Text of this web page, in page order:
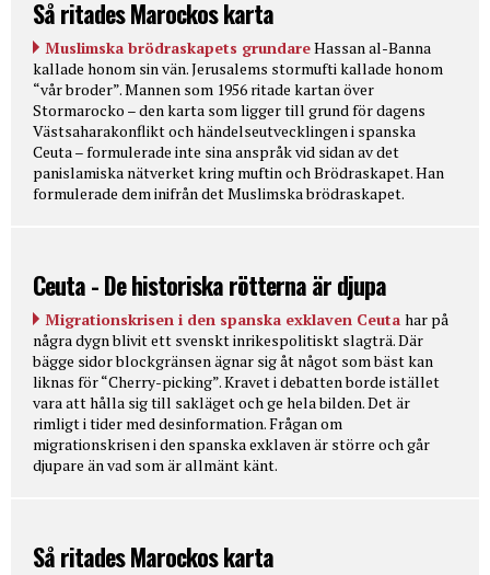
Så ritades Marockos karta
Muslimska brödraskapets grundareHassan al-Banna
kallade honom sin vän. Jerusalems stormufti kallade honom
“vår broder”. Mannen som 1956 ritade kartan över
Stormarocko – den karta som ligger till grund för dagens
Västsaharakonflikt och händelseutvecklingen i spanska
Ceuta – formulerade inte sina anspråk vid sidan av det
panislamiska nätverket kring muftin och Brödraskapet. Han
formulerade dem inifrån det Muslimska brödraskapet.
Ceuta - De historiska rötterna är djupa
Migrationskrisen i den spanska exklaven Ceuta har på
några dygn blivit ett svenskt inrikespolitiskt slagträ. Där
bägge sidor blockgränsen ägnar sig åt något som bäst kan
liknas för “Cherry-picking”. Kravet i debatten borde istället
vara att hålla sig till sakläget och ge hela bilden. Det är
rimligt i tider med desinformation. Frågan om
migrationskrisen i den spanska exklaven är större och går
djupare än vad som är allmänt känt.
Så ritades Marockos karta